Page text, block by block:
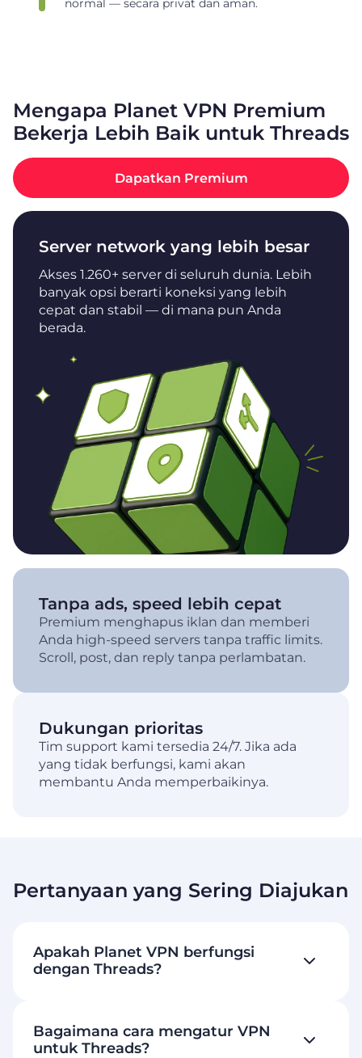
normal — secara privat dan aman.
Mengapa Planet VPN Premium
Bekerja Lebih Baik untuk Threads
Dapatkan Premium
Server network yang lebih besar
Akses 1.260+ server di seluruh dunia. Lebih
banyak opsi berarti koneksi yang lebih
cepat dan stabil — di mana pun Anda
berada.
Tanpa ads, speed lebih cepat
Premium menghapus iklan dan memberi
Anda high-speed servers tanpa traffic limits.
Scroll, post, dan reply tanpa perlambatan.
Dukungan prioritas
Tim support kami tersedia 24/7. Jika ada
yang tidak berfungsi, kami akan
membantu Anda memperbaikinya.
Pertanyaan yang Sering Diajukan
Apakah Planet VPN berfungsi
dengan Threads?
Bagaimana cara mengatur VPN
untuk Threads?